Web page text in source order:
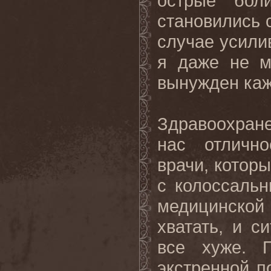
случае
я даже не
вынужден
нас
врачи,
с
хватать, и
все хуже.